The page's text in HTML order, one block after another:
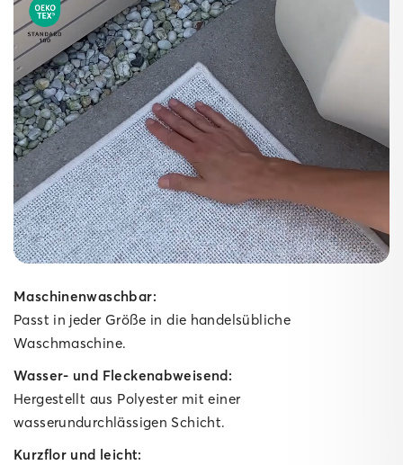
Maschinenwaschbar:
Passt in jeder Größe in die handelsübliche
Waschmaschine.
Wasser- und Fleckenabweisend:
Hergestellt aus Polyester mit einer
wasserundurchlässigen Schicht.
Kurzflor und leicht: